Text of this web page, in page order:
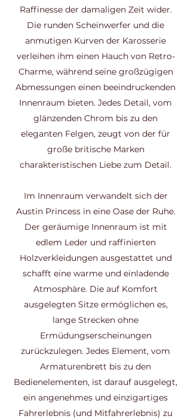
Raffinesse der damaligen Zeit wider.
Die runden Scheinwerfer und die
anmutigen Kurven der Karosserie
verleihen ihm einen Hauch von Retro-
Charme, während seine großzügigen
Abmessungen einen beeindruckenden
Innenraum bieten. Jedes Detail, vom
glänzenden Chrom bis zu den
eleganten Felgen, zeugt von der für
große britische Marken
charakteristischen Liebe zum Detail.
Im Innenraum verwandelt sich der
Austin Princess in eine Oase der Ruhe.
Der geräumige Innenraum ist mit
edlem Leder und raffinierten
Holzverkleidungen ausgestattet und
schafft eine warme und einladende
Atmosphäre. Die auf Komfort
ausgelegten Sitze ermöglichen es,
lange Strecken ohne
Ermüdungserscheinungen
zurückzulegen. Jedes Element, vom
Armaturenbrett bis zu den
Bedienelementen, ist darauf ausgelegt,
ein angenehmes und einzigartiges
Fahrerlebnis (und Mitfahrerlebnis) zu